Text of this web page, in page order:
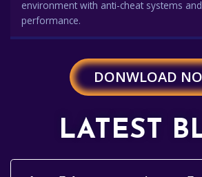
environment with anti-cheat systems
performance.
DONWLOAD
LATEST